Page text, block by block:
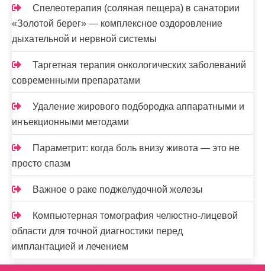
Спелеотерапия (соляная пещера) в санатории
«Золотой берег» — комплексное оздоровление
дыхательной и нервной системы
Таргетная терапия онкологических заболеваний
современными препаратами
Удаление жирового подбородка аппаратными и
инъекционными методами
Параметрит: когда боль внизу живота — это не
просто спазм
Важное о раке поджелудочной железы
Компьютерная томография челюстно-лицевой
области для точной диагностики перед
имплантацией и лечением